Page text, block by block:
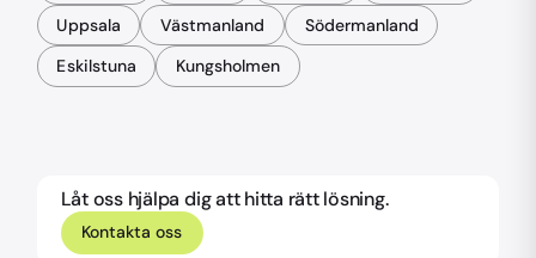
Uppsala
Västmanland
Södermanland
Eskilstuna
Kungsholmen
Låt oss hjälpa dig att hitta rätt lösning.
Kontakta oss